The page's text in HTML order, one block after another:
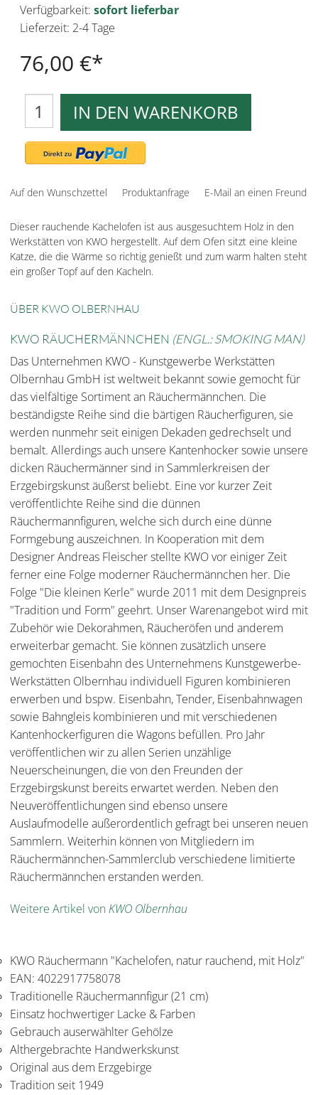
Verfügbarkeit: sofort lieferbar
Lieferzeit: 2-4 Tage
76,00 €
IN DEN WARENKORB
Auf den Wunschzettel Produktanfrage E-Mail an einen Freund
Dieser rauchende Kachelofen ist aus ausgesuchtem Holz in den
Werkstätten von KWO hergestellt. Auf dem Ofen sitzt eine kleine
Katze, die die Wärme so richtig genießt und zum warm halten steht
ein großer Topf auf den Kacheln.
ÜBER KWO OLBERNHAU
KWO RÄUCHERMÄNNCHEN (ENGL.: SMOKING MAN)
Das Unternehmen KWO - Kunstgewerbe Werkstätten
Olbernhau GmbH ist weltweit bekannt sowie gemocht für
das vielfältige Sortiment an Räuchermännchen. Die
beständigste Reihe sind die bärtigen Räucherfiguren, sie
werden nunmehr seit einigen Dekaden gedrechselt und
bemalt. Allerdings auch unsere Kantenhocker sowie unsere
dicken Räuchermänner sind in Sammlerkreisen der
Erzgebirgskunst äußerst beliebt. Eine vor kurzer Zeit
veröffentlichte Reihe sind die dünnen
Räuchermannfiguren, welche sich durch eine dünne
Formgebung auszeichnen. In Kooperation mit dem
Designer Andreas Fleischer stellte KWO vor einiger Zeit
ferner eine Folge moderner Räuchermännchen her. Die
Folge "Die kleinen Kerle" wurde 2011 mit dem Designpreis
"Tradition und Form" geehrt. Unser Warenangebot wird mit
Zubehör wie Dekorahmen, Räucheröfen und anderem
erweiterbar gemacht. Sie können zusätzlich unsere
gemochten Eisenbahn des Unternehmens Kunstgewerbe-
Werkstätten Olbernhau individuell Figuren kombinieren
erwerben und bspw. Eisenbahn, Tender, Eisenbahnwagen
sowie Bahngleis kombinieren und mit verschiedenen
Kantenhockerfiguren die Wagons befüllen. Pro Jahr
veröffentlichen wir zu allen Serien unzählige
Neuerscheinungen, die von den Freunden der
Erzgebirgskunst bereits erwartet werden. Neben den
Neuveröffentlichungen sind ebenso unsere
Auslaufmodelle außerordentlich gefragt bei unseren neuen
Sammlern. Weiterhin können von Mitgliedern im
Räuchermännchen-Sammlerclub verschiedene limitierte
Räuchermännchen erstanden werden.
Weitere Artikel vonKWO Olbernhau
KWO Räuchermann "Kachelofen, natur rauchend, mit Holz"
EAN: 4022917758078
Traditionelle Räuchermannfigur (21 cm)
Einsatz hochwertiger Lacke & Farben
Gebrauch auserwählter Gehölze
Althergebrachte Handwerkskunst
Original aus dem Erzgebirge
Tradition seit 1949